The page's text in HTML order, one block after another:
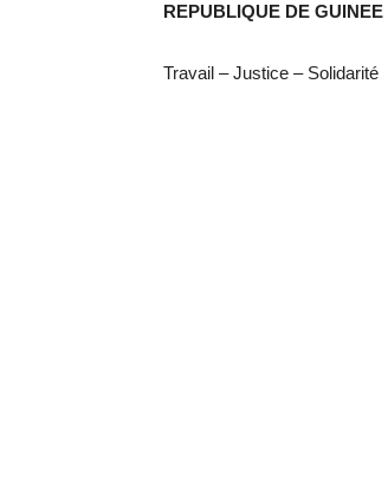
REPUBLIQUE DE GUINEE
Travail – Justice – Solidarité